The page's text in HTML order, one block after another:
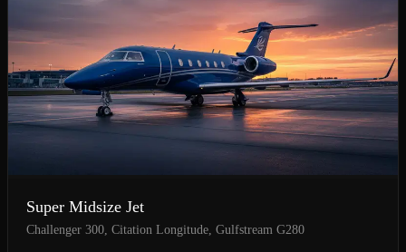
Super Midsize Jet
Challenger 300, Citation Longitude, Gulfstream G280